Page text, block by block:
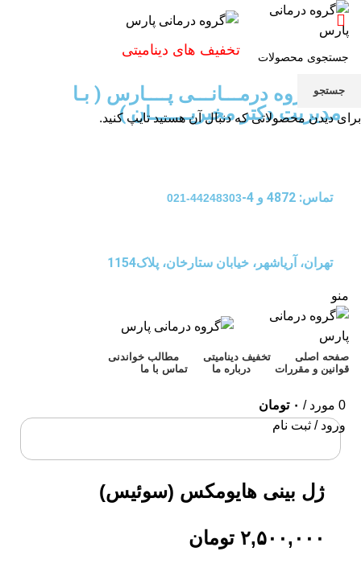
تخفیف های دینامیتی
گـــــروه درمـــانـــی پــــارس ( بـا
مدیریت دکتر مخبریـــــــان )
تماس: 4872 و 4- 44248303-021
تهران، آریاشهر، خیابان ستارخان، پلاک1154
منو
صفحه اصلی تخفیف دینامیتی
مطالب خواندنی
قوانین و مقررات
درباره ما تماس با ما
0 مورد / ۰ تومان
ورود / ثبت نام
برای بزرگنمایی کلیک کنید
ژل بینی هایومکس (سوئیس)
۲,۵۰۰,۰۰۰ تومان
جستجو
برای دیدن محصولاتی که دنبال آن هستید تایپ کنید.